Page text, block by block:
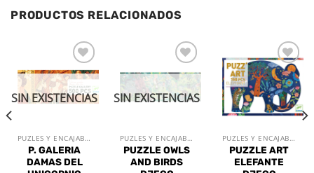
PRODUCTOS RELACIONADOS
Añadir
lista de
deseos
SIN EXISTENCIAS
PUZLES Y ENCAJABLES
P. GALERIA
DAMAS DEL
Añadir
a la
lista de
deseos
SIN EXISTENCIAS
PUZLES Y ENCAJABLES
PUZZLE OWLS
AND BIRDS
Añadir
a la
lista de
deseos
PUZLES Y ENCAJABLES
PUZZLE ART
ELEFANTE